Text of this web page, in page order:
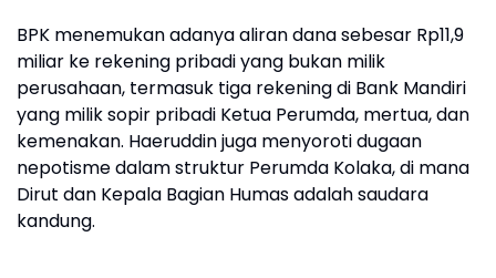
BPK menemukan adanya aliran dana sebesar Rp11,9
miliar ke rekening pribadi yang bukan milik
perusahaan, termasuk tiga rekening di Bank Mandiri
yang milik sopir pribadi Ketua Perumda, mertua, dan
kemenakan. Haeruddin juga menyoroti dugaan
nepotisme dalam struktur Perumda Kolaka, di mana
Dirut dan Kepala Bagian Humas adalah saudara
kandung.